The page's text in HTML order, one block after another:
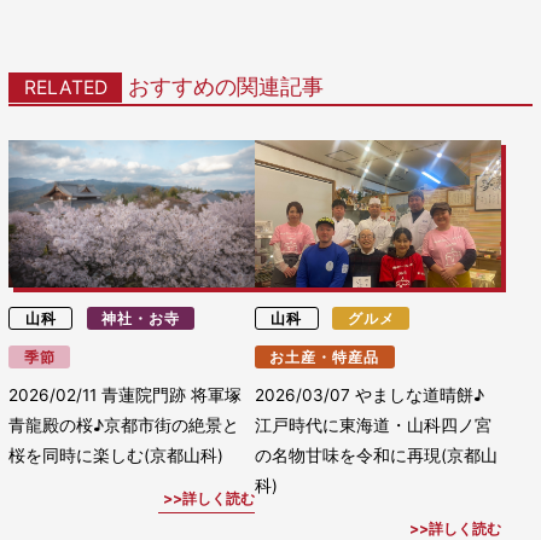
RELATED おすすめの関連記事
山科 神社・お寺
季節
2026/02/11青蓮院門跡 将軍塚
青龍殿の桜♪京都市街の絶景と
桜を同時に楽しむ(京都山科)
詳しく読む
山科 グルメ
お土産・特産品
2026/03/07 やましな道晴餅♪
江戸時代に東海道・山科四ノ宮
の名物甘味を令和に再現(京都山
科)
詳しく読む